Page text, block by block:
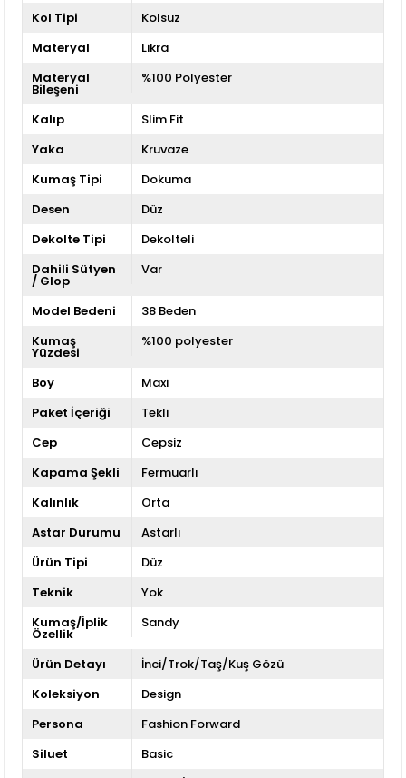
Kol Tipi
Kolsuz
Materyal
Likra
Materyal
Bileşeni
%100 Polyester
Kalıp
Slim Fit
Yaka
Kruvaze
Kumaş Tipi
Dokuma
Desen
Düz
Dekolte Tipi
Dekolteli
Dahili Sütyen
/ Glop
Var
Model Bedeni
38 Beden
Kumaş
Yüzdesi
%100 polyester
Boy
Maxi
Paket İçeriği
Tekli
Cep
Cepsiz
Kapama Şekli
Fermuarlı
Kalınlık
Orta
Astar Durumu
Astarlı
Ürün Tipi
Düz
Teknik
Yok
Kumaş/İplik
Özellik
Sandy
Ürün Detayı
İnci/Trok/Taş/Kuş Gözü
Koleksiyon
Design
Persona
Fashion Forward
Siluet
Basic